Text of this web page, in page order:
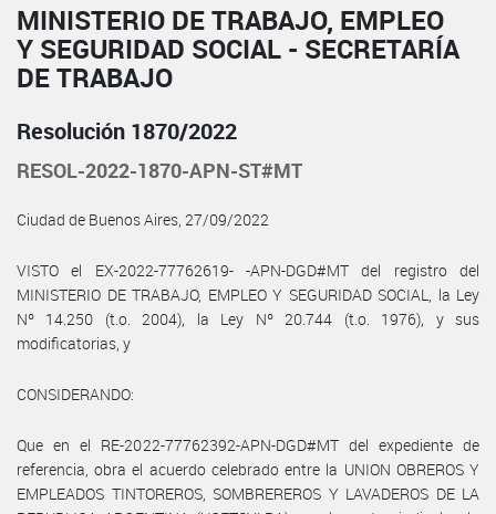
MINISTERIO DE TRABAJO, EMPLEO
Y SEGURIDAD SOCIAL - SECRETARÍA
DE TRABAJO
Resolución 1870/2022
RESOL-2022-1870-APN-ST#MT
Ciudad de Buenos Aires, 27/09/2022
VISTO el EX-2022-77762619- -APN-DGD#MT del registro del
MINISTERIO DE TRABAJO, EMPLEO Y SEGURIDAD SOCIAL, la Ley
Nº 14.250 (t.o. 2004), la Ley Nº 20.744 (t.o. 1976), y sus
modificatorias, y
CONSIDERANDO:
Que en el RE-2022-77762392-APN-DGD#MT del expediente de
referencia, obra el acuerdo celebrado entre la UNION OBREROS Y
EMPLEADOS TINTOREROS, SOMBREREROS Y LAVADEROS DE LA